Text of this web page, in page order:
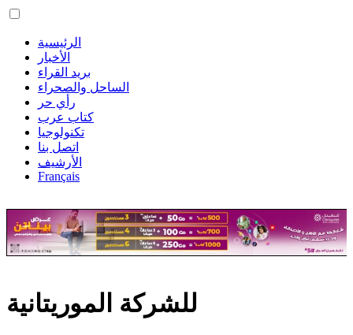
الرئيسية
الأخبار
بريد القراء
الساحل والصحراء
رأي حر
كتاب عرب
تكنولوجيا
اتصل بنا
الأرشيف
Français
للشركة الموريتانية